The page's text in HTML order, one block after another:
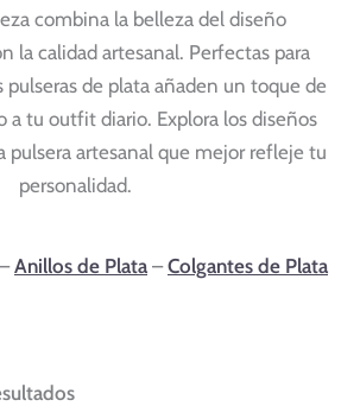
combina la belleza del diseño
la calidad artesanal. Perfectas para
pulseras de plata añaden un toque de
a tu outfit diario. Explora los diseños
pulsera artesanal que mejor refleje tu
personalidad.
–Anillos de Plata –Colgantes de Plata